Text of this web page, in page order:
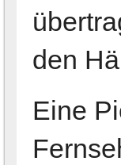
den
Eine